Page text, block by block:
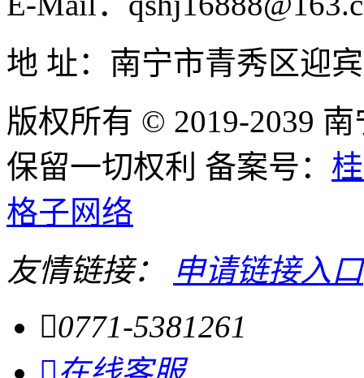
地 址：南宁市青秀区迎
版权所有 © 2019-2039
保留一切权利 备案号：
格子网络
友情链接：
申请链接入口
0771-5381261